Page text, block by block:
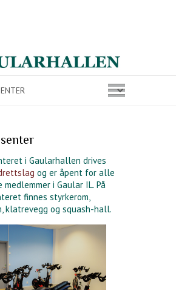
i Gaularhallen drives
og er åpent for alle
medlemmer i Gaular IL. På
finnes styrkerom,
klatrevegg og squash-hall.